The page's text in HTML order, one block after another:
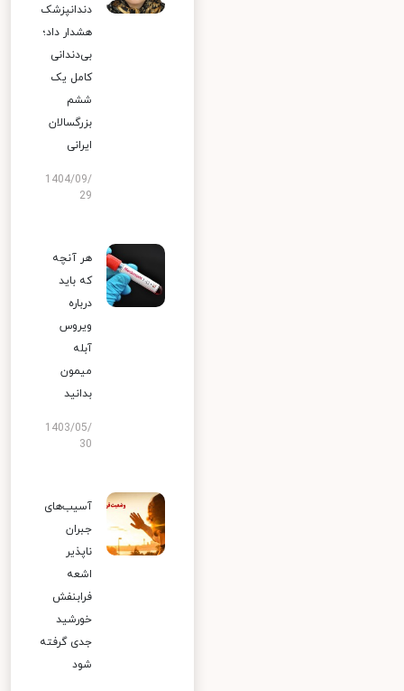
دندانپزشک
هشدار داد؛
بی‌دندانی
کامل یک
ششم
بزرگسالان
ایرانی
1404/09/
29
هر آنچه
که باید
درباره
ویروس
آبله
میمون
بدانید
1403/05/
30
آسیب‌های
جبران
ناپذیر
اشعه
فرابنفش
خورشید
جدی گرفته
شود